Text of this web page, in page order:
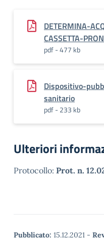
DETERMINA-
CASSETTA-
pdf - 477 kb
Dispositivo-
sanitario
pdf - 233 kb
Ulteriori
Protocollo: Prot. n.
Pubblicato: 15.12.2021 -